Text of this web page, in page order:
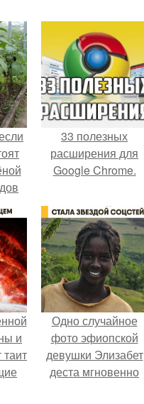
-
33 полезных
расширения для
Google Chrome.
и
Одно случайное
фото эфиопской
девушки Элизабет
деста мгновенно